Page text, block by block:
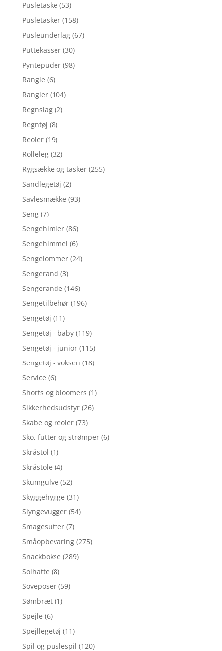
Pusletaske (53)
Pusletasker (158)
Pusleunderlag (67)
Puttekasser (30)
Pyntepuder (98)
Rangle (6)
Rangler (104)
Regnslag (2)
Regntøj (8)
Reoler (19)
Rolleleg (32)
Rygsække og tasker (255)
Sandlegetøj (2)
Savlesmække (93)
Seng (7)
Sengehimler (86)
Sengehimmel (6)
Sengelommer (24)
Sengerand (3)
Sengerande (146)
Sengetilbehør (196)
Sengetøj (11)
Sengetøj - baby (119)
Sengetøj - junior (115)
Sengetøj - voksen (18)
Service (6)
Shorts og bloomers (1)
Sikkerhedsudstyr (26)
Skabe og reoler (73)
Sko, futter og strømper (6)
Skråstol (1)
Skråstole (4)
Skumgulve (52)
Skyggehygge (31)
Slyngevugger (54)
Smagesutter (7)
Småopbevaring (275)
Snackbokse (289)
Solhatte (8)
Soveposer (59)
Sømbræt (1)
Spejle (6)
Spejllegetøj (11)
Spil og puslespil (120)